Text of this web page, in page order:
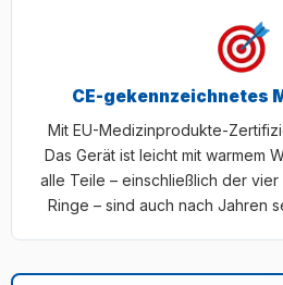
CE-gekennzeichnetes
Mit EU-Medizinprodukte-
Das Gerät ist leicht mit warmem
alle Teile – einschließlich der
Ringe – sind auch nach Jahren